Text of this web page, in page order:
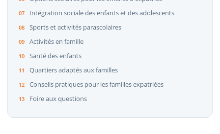
Intégration sociale des enfants et des adolescents
Sports et activités parascolaires
Activités en famille
Santé des enfants
Quartiers adaptés aux familles
Conseils pratiques pour les familles expatriées
Foire aux questions